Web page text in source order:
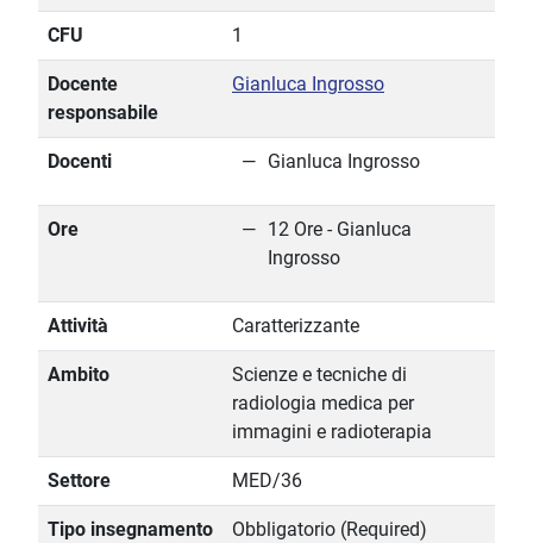
CFU 1
Docente
responsabile
Gianluca Ingrosso
Docenti Gianluca Ingrosso
Ore
12 Ore - Gianluca
Ingrosso
Attività Caratterizzante
Ambito
Scienze e tecniche di
radiologia medica per
immagini e radioterapia
Settore MED/36
Tipo insegnamento Obbligatorio (Required)